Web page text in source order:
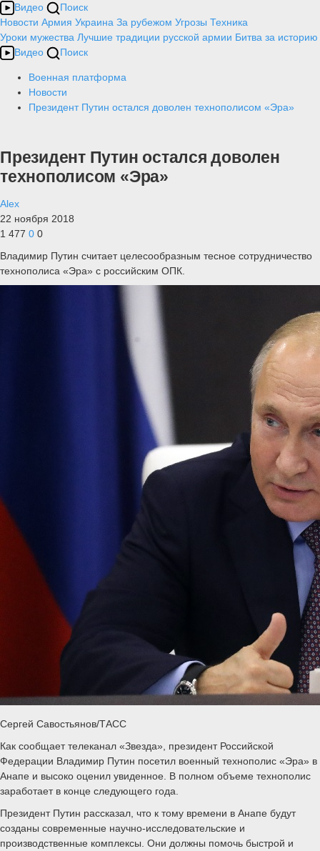
Видео
Поиск
Новости Армия Украина За рубежом Угрозы Техника
Уроки мужества Лучшие традиции русской армии Битва за историю
Видео
Поиск
Военная платформа
Новости
Президент Путин остался доволен технополисом «Эра»
Президент Путин остался доволен
технополисом «Эра»
Alex
22 ноября 2018
1 477 0 0
Владимир Путин считает целесообразным тесное сотрудничество
технополиса «Эра» с российским ОПК.
Сергей Савостьянов/ТАСС
Как сообщает телеканал «Звезда», президент Российской
Федерации Владимир Путин посетил военный технополис «Эра» в
Анапе и высоко оценил увиденное. В полном объеме технополис
заработает в конце следующего года.
Президент Путин рассказал, что к тому времени в Анапе будут
созданы современные научно-исследовательские и
производственные комплексы. Они должны помочь быстрой и